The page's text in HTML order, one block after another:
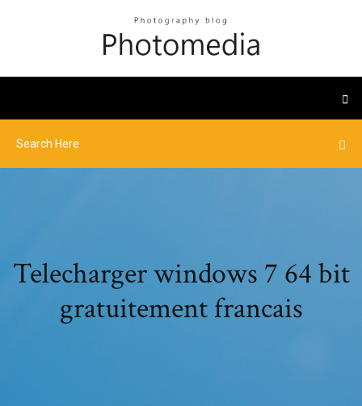
Telecharger windows 7 64 bit
gratuitement francais